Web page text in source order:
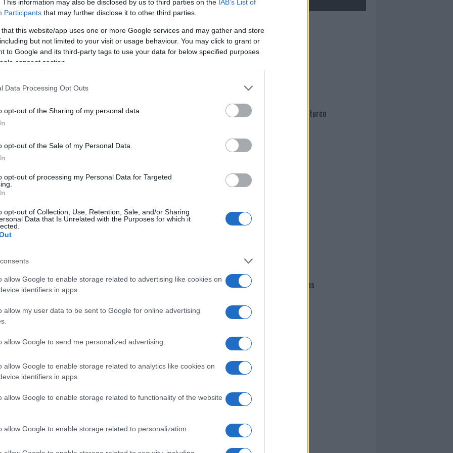
This information may also be disclosed by us to third parties on the IAB’s List of
Participants that may further disclose it to other third parties.
that this website/app uses one or more Google services and may gather and store
but not limited to your visit or usage behaviour. You may click to grant or
to Google and its third-party tags to use your data for below specified purposes
consent section.
Data Processing Opt Outs
opt-out of the Sharing of my personal data.
opt-out of the Sale of my Personal Data.
opt-out of processing my Personal Data for Targeted
opt-out of Collection, Use, Retention, Sale, and/or Sharing
Data that Is Unrelated with the Purposes for which it
allow Google to enable storage related to advertising like cookies on
identifiers in apps.
allow my user data to be sent to Google for online advertising
allow Google to send me personalized advertising.
allow Google to enable storage related to analytics like cookies on
identifiers in apps.
allow Google to enable storage related to functionality of the website
allow Google to enable storage related to personalization.
in pista per gareggiare contro i
un PC o ad una console di gioco e
ungamer professionista che nella vita è
di cimentarsi anche nell’ambito
Italia, ma anche nel resto del mondo, si
che dal vivo, dunque questi atleti possono
come se fossero su un campo di gioco.
in crescita e ricco di riconoscimenti, è molto
da sfatare, del giocatore di videogiochi
dal proprio controllo. Sebbene il
sempre il primo obiettivo da raggiungere
molto difficilmente lo farà con spirito
è stata la possibilità di organizzare dei
i giocatori professionisti che i gamer che si
come quelli che si sono allentati in
provato le tante proposte di gioco.
dei professionisti, infatti, ma si
con dei giochi che diventeranno sempre
lontano. Questi tornei possono essere
player) che a squadre (team), in base
Italiasono quelli legati allo sport più
I videogiochi di calcio comeFIFAePES,
(con particolare riferimento alla
Dota 2eLeague of Legendsattirano un
Mario Malu
Paolo Pinna
Martina Agostina Diturco
Giovannimaria Cabras